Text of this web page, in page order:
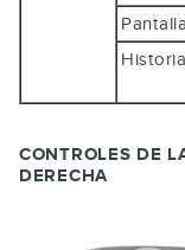
CONTROLES DE
DERECHA